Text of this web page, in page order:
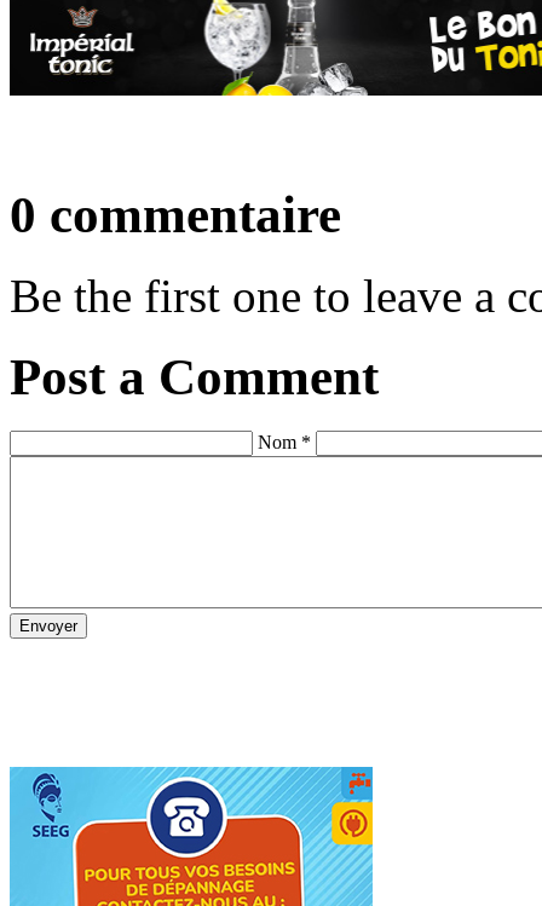
0 commentaire
Be the first one to leave a
Post a Comment
Nom *